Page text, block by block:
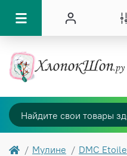
Мулине DMC Etoile